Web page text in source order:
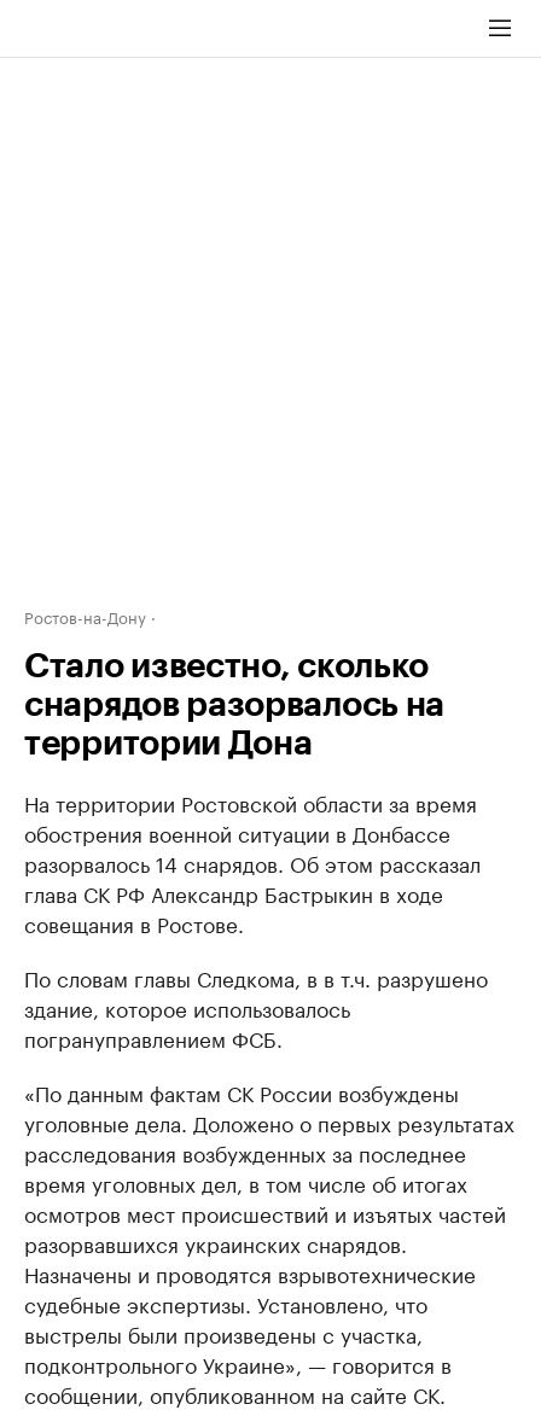
Ростов-на-Дону
Стало известно, сколько
снарядов разорвалось на
территории Дона
На территории Ростовской области за время
обострения военной ситуации в Донбассе
разорвалось 14 снарядов. Об этом рассказал
глава СК РФ Александр Бастрыкин в ходе
совещания в Ростове.
По словам главы Следкома, в в т.ч. разрушено
здание, которое использовалось
погрануправлением ФСБ.
«По данным фактам СК России возбуждены
уголовные дела. Доложено о первых результатах
расследования возбужденных за последнее
время уголовных дел, в том числе об итогах
осмотров мест происшествий и изъятых частей
разорвавшихся украинских снарядов.
Назначены и проводятся взрывотехнические
судебные экспертизы. Установлено, что
выстрелы были произведены с участка,
подконтрольного Украине», — говорится в
сообщении, опубликованном на сайте СК.